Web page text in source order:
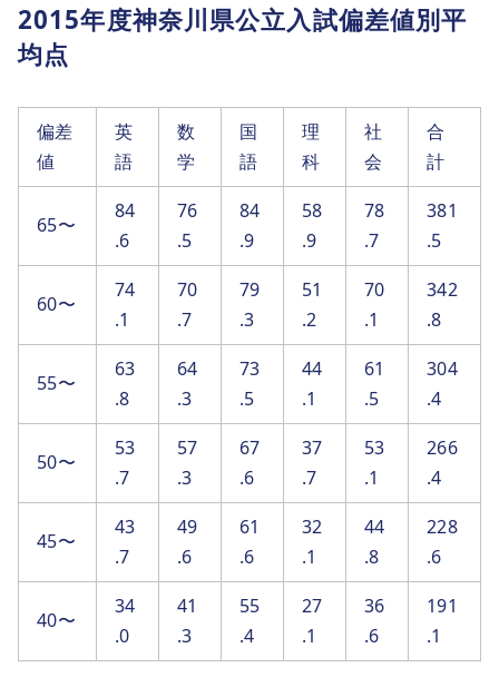
2015年度神奈川県公立入試偏差値別平
均点
偏差
値
英
語
数
学
国
語
理
科
社
会
合
計
65〜
84
.6
76
.5
84
.9
58
.9
78
.7
381
.5
60〜
74
.1
70
.7
79
.3
51
.2
70
.1
342
.8
55〜
63
.8
64
.3
73
.5
44
.1
61
.5
304
.4
50〜
53
.7
57
.3
67
.6
37
.7
53
.1
266
.4
45〜
43
.7
49
.6
61
.6
32
.1
44
.8
228
.6
40〜
34
.0
41
.3
55
.4
27
.1
36
.6
191
.1